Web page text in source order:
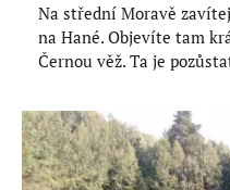
Na střední Moravě
na Hané. Objevíte tam
Černou věž. Ta je